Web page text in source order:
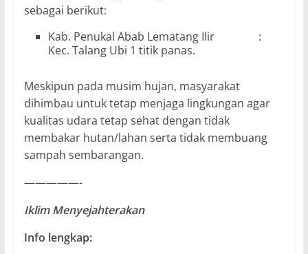
sebagai berikut:
Kab. Penukal Abab Lematang Ilir :
Kec. Talang Ubi 1 titik panas.
Meskipun pada musim hujan, masyarakat
dihimbau untuk tetap menjaga lingkungan agar
kualitas udara tetap sehat dengan tidak
membakar hutan/lahan serta tidak membuang
sampah sembarangan.
—————-
Iklim Menyejahterakan
Info lengkap: